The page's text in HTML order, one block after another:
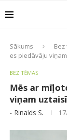
Sākums Bez
es piedāvāju
BEZ TĒMAS
Mēs ar
viņam
- Rinalds S.